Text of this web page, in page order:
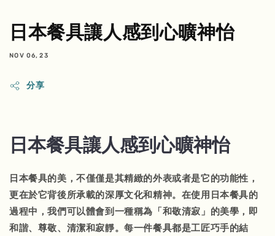
日本餐具讓人感到心曠神怡
NOV 06, 23
分享
日本餐具讓人感到心曠神怡
日本餐具的美，不僅僅是其精緻的外表或者是它的功能性，
更在於它背後所承載的深厚文化和精神。在使用日本餐具的
過程中，我們可以體會到一種稱為「和敬清寂」的美學，即
和諧、尊敬、清潔和寂靜。每一件餐具都是工匠巧手的結